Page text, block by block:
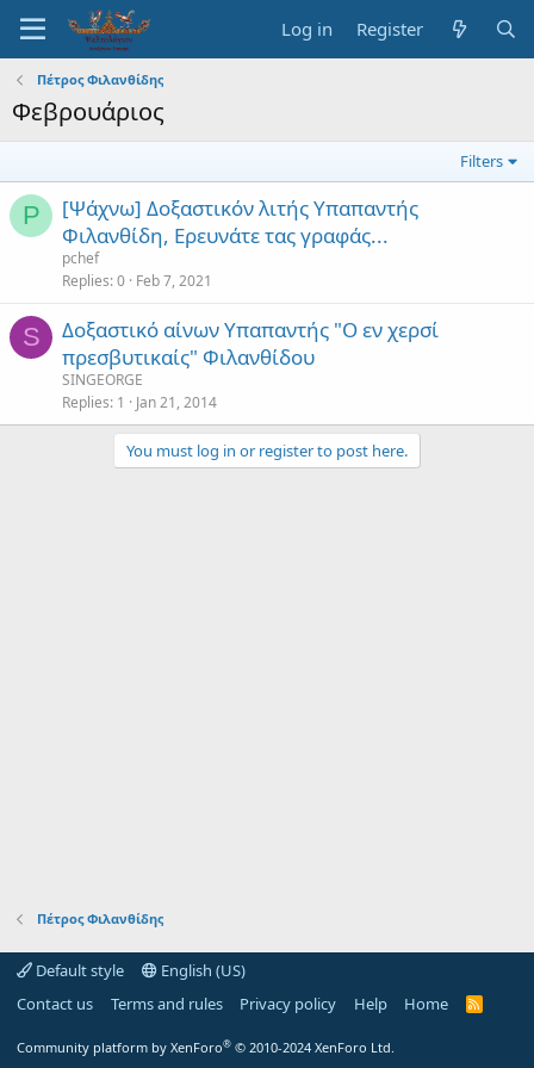
Log in Register
Πέτρος Φιλανθίδης
Φεβρουάριος
Filters
P
[Ψάχνω] Δοξαστικόν λιτής Υπαπαντής
Φιλανθίδη, Ερευνάτε τας γραφάς...
pchef
Replies 0 Feb 7, 2021
S
Δοξαστικό αίνων Υπαπαντής "Ο εν χερσί
πρεσβυτικαίς" Φιλανθίδου
SINGEORGE
Replies 1 Jan 21, 2014
You must log in or register to post here.
Πέτρος Φιλανθίδης
Default style
English (US)
Contact us
Terms and rules Privacy policy Help Home
R
Community platform by XenForo® © 2010-2024 XenForo Ltd.